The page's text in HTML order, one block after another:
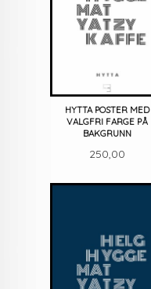
HYTTA POSTER MED
VALGFRI FARGE PÅ
BAKGRUNN
Pris
250,00